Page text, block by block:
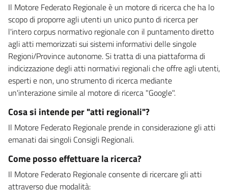
Il Motore Federato Regionale è un motore di ricerca che ha lo
scopo di proporre agli utenti un unico punto di ricerca per
l'intero corpus normativo regionale con il puntamento diretto
agli atti memorizzati sui sistemi informativi delle singole
Regioni/Province autonome. Si tratta di una piattaforma di
indicizzazione degli atti normativi regionali che offre agli utenti,
esperti e non, uno strumento di ricerca mediante
un'interazione simile al motore di ricerca "Google".
Cosa si intende per "atti regionali"?
Il Motore Federato Regionale prende in considerazione gli atti
emanati dai singoli Consigli Regionali.
Come posso effettuare la ricerca?
Il Motore Federato Regionale consente di ricercare gli atti
attraverso due modalità: